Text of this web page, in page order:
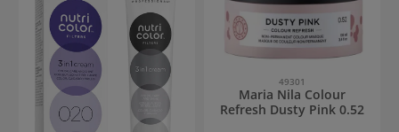
49301
Maria Nila Colour
Refresh Dusty Pink 0.52